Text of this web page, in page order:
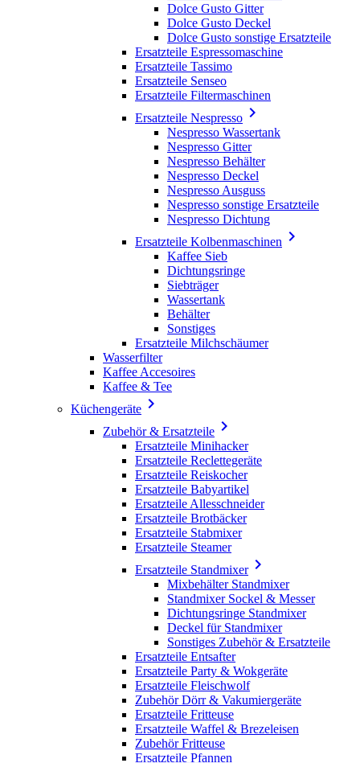
Dolce Gusto Gitter
Dolce Gusto Deckel
Dolce Gusto sonstige Ersatzteile
Ersatzteile Espressomaschine
Ersatzteile Tassimo
Ersatzteile Senseo
Ersatzteile Filtermaschinen
Ersatzteile Nespresso 
Nespresso Wassertank
Nespresso Gitter
Nespresso Behälter
Nespresso Deckel
Nespresso Ausguss
Nespresso sonstige Ersatzteile
Nespresso Dichtung
Ersatzteile Kolbenmaschinen 
Kaffee Sieb
Dichtungsringe
Siebträger
Wassertank
Behälter
Sonstiges
Ersatzteile Milchschäumer
Wasserfilter
Kaffee Accesoires
Kaffee & Tee
Küchengeräte 
Zubehör & Ersatzteile 
Ersatzteile Minihacker
Ersatzteile Reclettegeräte
Ersatzteile Reiskocher
Ersatzteile Babyartikel
Ersatzteile Allesschneider
Ersatzteile Brotbäcker
Ersatzteile Stabmixer
Ersatzteile Steamer
Ersatzteile Standmixer
Mixbehälter Standmixer
Standmixer Sockel & Messer
Dichtungsringe Standmixer
Deckel für Standmixer
Sonstiges Zubehör & Ersatzteile
Ersatzteile Entsafter
Ersatzteile Party & Wokgeräte
Ersatzteile Fleischwolf
Zubehör Dörr & Vakumiergeräte
Ersatzteile Fritteuse
Ersatzteile Waffel & Brezeleisen
Zubehör Fritteuse
Ersatzteile Pfannen